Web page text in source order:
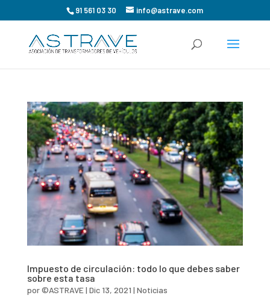
91 561 03 30 info@astrave.com
Impuesto de circulación: todo lo que debes saber
sobre esta tasa
por©ASTRAVE| Dic 13, 2021 | Noticias